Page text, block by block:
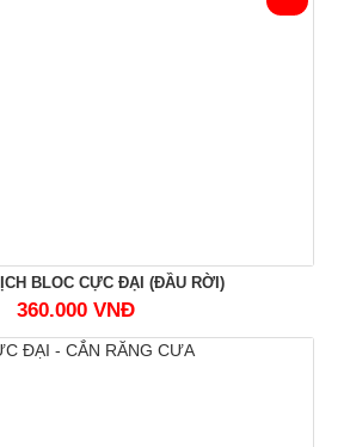
BLOC CỰC ĐẠI (ĐẦU RỜI)
360.000 VNĐ